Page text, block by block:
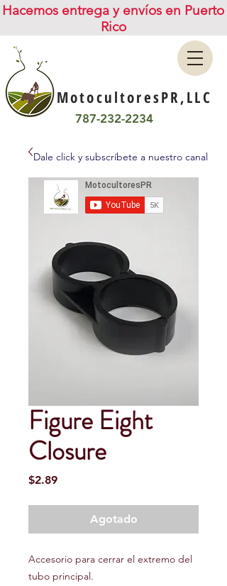
Hacemos entrega y envíos en Puerto
Rico
MotocultoresPR,LLC
787-232-2234
Dale click y subscríbete a nuestro canal
Figure Eight
Closure
$2.89Precio
Agotado
Accesorio para cerrar el extremo del
tubo principal.